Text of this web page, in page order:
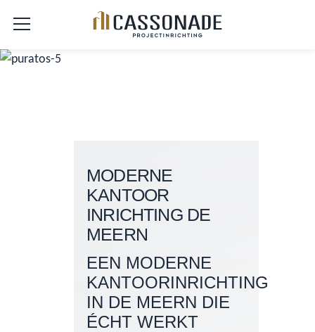
MODERNE
KANTOOR
INRICHTING DE
MEERN
EEN MODERNE
KANTOORINRICHTING
IN DE MEERN DIE
ÉCHT WERKT